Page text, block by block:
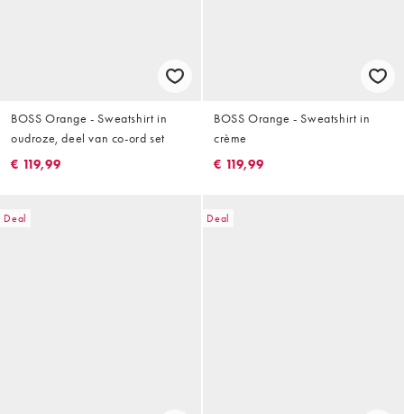
BOSS Orange - Sweatshirt in
oudroze, deel van co-ord set
€ 119,99
BOSS Orange - Sweatshirt in
crème
€ 119,99
Deal Deal